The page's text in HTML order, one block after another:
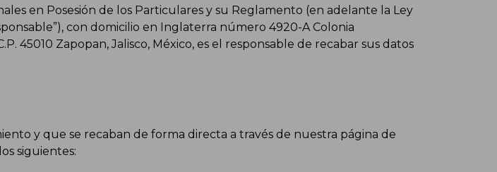
en Posesión de los Particulares y su Reglamento (en adelante la Ley
con domicilio en Inglaterra número 4920-A Colonia
45010 Zapopan, Jalisco, México, es el responsable de recabar sus datos
y que se recaban de forma directa a través de nuestra página de
siguientes: